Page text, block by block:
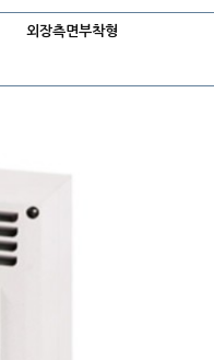
외장측면부착형